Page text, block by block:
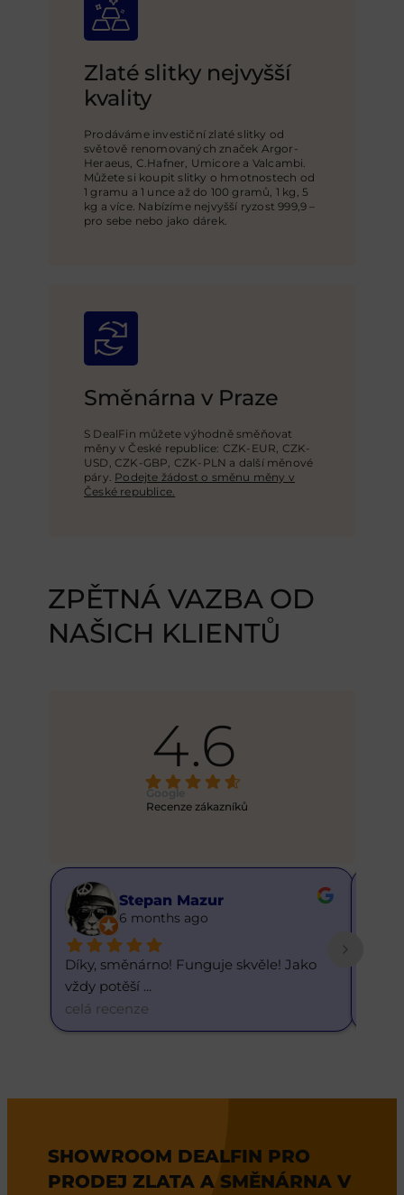
Zlaté slitky nejvyšší
kvality
Prodáváme investiční zlaté slitky od
světově renomovaných značek Argor-
Heraeus, C.Hafner, Umicore a Valcambi.
Můžete si koupit slitky o hmotnostech od
1 gramu a 1 unce až do 100 gramů, 1 kg, 5
kg a více. Nabízíme nejvyšší ryzost 999,9 –
pro sebe nebo jako dárek.
Směnárna v Praze
S DealFin můžete výhodně směňovat
měny v České republice: CZK-EUR, CZK-
USD, CZK-GBP, CZK-PLN a další měnové
páry. Podejte žádost o směnu měny v
České republice.
ZPĚTNÁ VAZBA OD
NAŠICH KLIENTŮ
4.6
Google
Recenze zákazníků
Stepan Mazur
6 months ago
směnárno! Funguje skvěle! Jako
Buster
Skvělý kurz. 1
SHOWROOM DEALFIN PRO
PRODEJ ZLATA A SMĚNÁRNA V